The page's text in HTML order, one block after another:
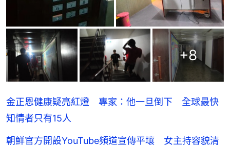
+8
金正恩健康疑亮紅燈 專家：他一旦倒下 全球最快
知情者只有15人
朝鮮官方開設YouTube頻道宣傳平壤 女主持容貌清